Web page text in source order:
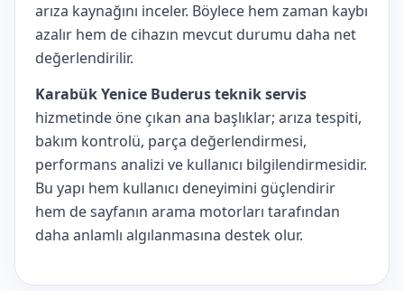
arıza kaynağını inceler. Böylece hem zaman kaybı
azalır hem de cihazın mevcut durumu daha net
değerlendirilir.
Karabük Yenice Buderus teknik servis
hizmetinde öne çıkan ana başlıklar; arıza tespiti,
bakım kontrolü, parça değerlendirmesi,
performans analizi ve kullanıcı bilgilendirmesidir.
Bu yapı hem kullanıcı deneyimini güçlendirir
hem de sayfanın arama motorları tarafından
daha anlamlı algılanmasına destek olur.